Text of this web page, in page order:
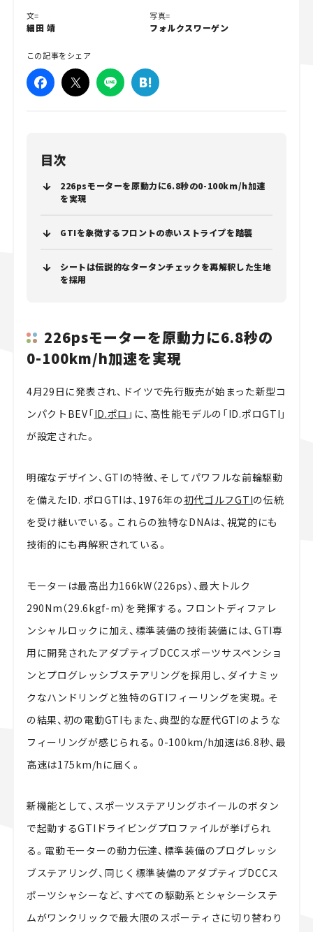
文=
細田 靖
写真=
フォルクスワーゲン
この記事をシェア
目次
226psモーターを原動力に6.8秒の0-100km/h加速
を実現
GTIを象徴するフロントの赤いストライプを踏襲
シートは伝説的なタータンチェックを再解釈した生地
を採用
226psモーターを原動力に6.8秒の
0-100km/h加速を実現
4月29日に発表され、ドイツで先行販売が始まった新型コ
ンパクトBEV「ID.ポロ 」に、高性能モデルの「ID.ポロGTI」
が設定された。
明確なデザイン、GTIの特徴、そしてパワフルな前輪駆動
を備えたID. ポロGTIは、1976年の初代ゴルフGTIの伝統
を受け継いでいる。これらの独特なDNAは、視覚的にも
技術的にも再解釈されている。
モーターは最高出力166kW（226ps）、最大トルク
290Nm（29.6kgf-m）を発揮する。フロントディファレ
ンシャルロックに加え、標準装備の技術装備には、GTI専
用に開発されたアダプティブDCCスポーツサスペンショ
ンとプログレッシブステアリングを採用し、ダイナミッ
クなハンドリングと独特のGTIフィーリングを実現。そ
の結果、初の電動GTIもまた、典型的な歴代GTIのような
フィーリングが感じられる。0-100km/h加速は6.8秒、最
高速は175km/hに届く。
新機能として、スポーツステアリングホイールのボタン
で起動するGTIドライビングプロファイルが挙げられ
る。電動モーターの動力伝達、標準装備のプログレッシ
ブステアリング、同じく標準装備のアダプティブDCCス
ポーツシャシーなど、すべての駆動系とシャシーシステ
ムがワンクリックで最大限のスポーティさに切り替わり